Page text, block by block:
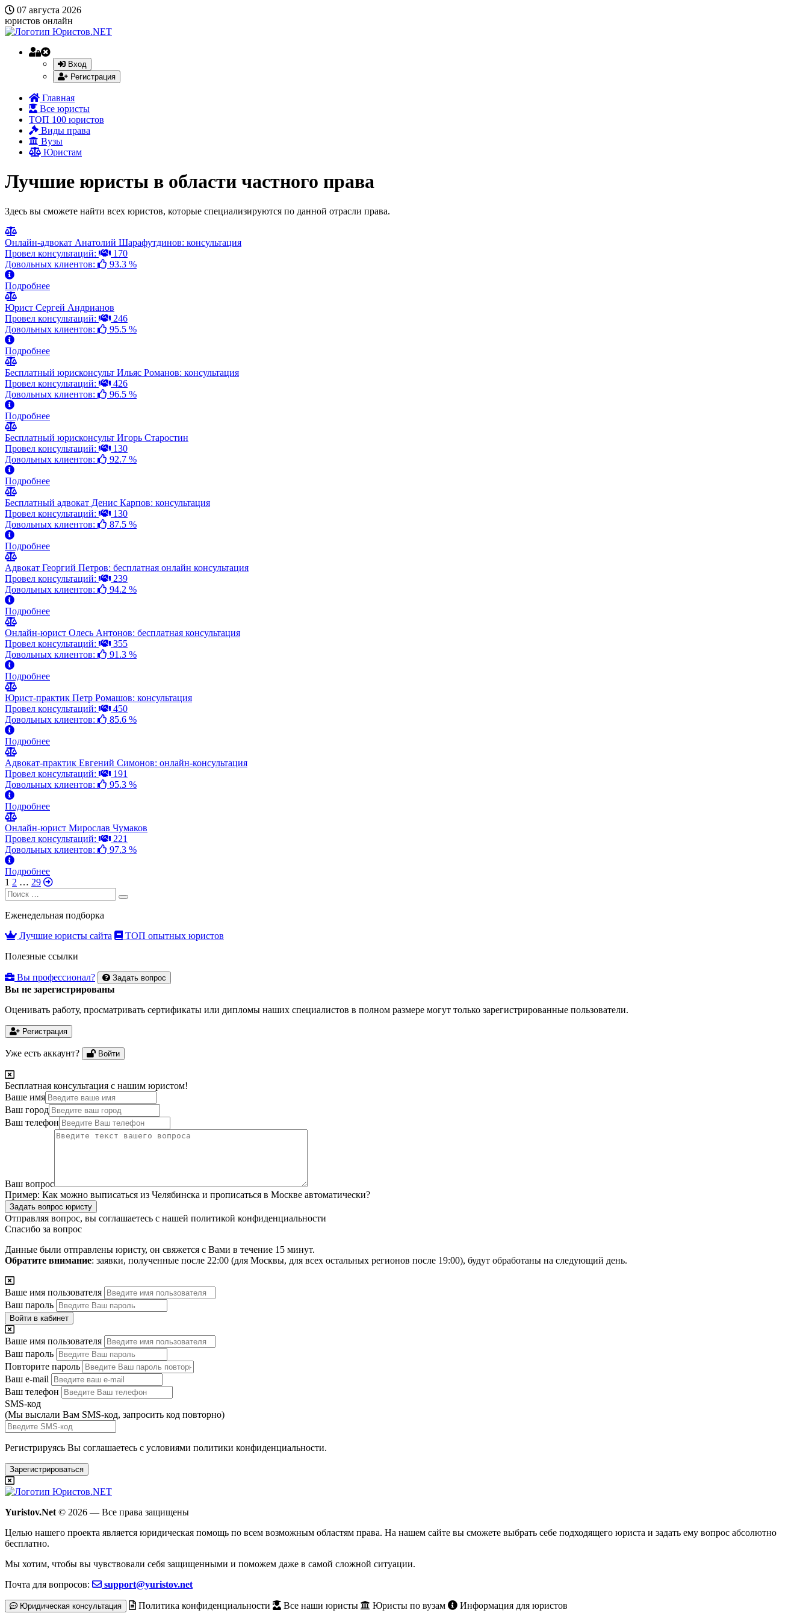
07 августа 2026
юристов онлайн
Вход
Регистрация
Главная
Все юристы
ТОП 100 юристов
Виды права
Вузы
Юристам
Лучшие юристы в области частного права
Здесь вы сможете найти всех юристов, которые специализируются по данной отрасли права.
Онлайн-адвокат Анатолий Шарафутдинов: консультация
Провел консультаций:
170
Довольных клиентов:
93.3 %
Подробнее
Юрист Сергей Андрианов
Провел консультаций:
246
Довольных клиентов:
95.5 %
Подробнее
Бесплатный юрисконсульт Ильяс Романов: консультация
Провел консультаций:
426
Довольных клиентов:
96.5 %
Подробнее
Бесплатный юрисконсульт Игорь Старостин
Провел консультаций:
130
Довольных клиентов:
92.7 %
Подробнее
Бесплатный адвокат Денис Карпов: консультация
Провел консультаций:
130
Довольных клиентов:
87.5 %
Подробнее
Адвокат Георгий Петров: бесплатная онлайн консультация
Провел консультаций:
239
Довольных клиентов:
94.2 %
Подробнее
Онлайн-юрист Олесь Антонов: бесплатная консультация
Провел консультаций:
355
Довольных клиентов:
91.3 %
Подробнее
Юрист-практик Петр Ромашов: консультация
Провел консультаций:
450
Довольных клиентов:
85.6 %
Подробнее
Адвокат-практик Евгений Симонов: онлайн-консультация
Провел консультаций:
191
Довольных клиентов:
95.3 %
Подробнее
Онлайн-юрист Мирослав Чумаков
Провел консультаций:
221
Довольных клиентов:
97.3 %
Подробнее
1 2 … 29
Search
for:
Search
Еженедельная подборка
Лучшие юристы сайта
ТОП опытных юристов
Полезные ссылки
Вы профессионал? Задать вопрос
Вы не зарегистрированы
Оценивать работу, просматривать сертификаты или дипломы наших специалистов в полном размере могут только зарегистрированные пользователи.
Регистрация
Уже есть аккаунт? Войти
Бесплатная консультация с нашим юристом!
Ваше имя
Ваш город
Ваш телефон
Ваш вопрос
Пример: Как можно выписаться из Челябинска и прописаться в Москве автоматически?
Задать вопрос юристу
Отправляя вопрос, вы соглашаетесь с нашей политикой конфиденциальности
Спасибо за вопрос
Данные были отправлены юристу, он свяжется с Вами в течение 15 минут.
Обратите внимание: заявки, полученные после 22:00 (для Москвы, для всех остальных регионов после 19:00), будут обработаны на следующий день.
Ваше имя пользователя
Ваш пароль
Войти в кабинет
Ваше имя пользователя
Ваш пароль
Повторите пароль
Ваш e-mail
Ваш телефон
SMS-код
(Мы выслали Вам SMS-код, запросить код повторно)
Регистрируясь Вы соглашаетесь с условиями политики конфиденциальности.
Зарегистрироваться
Yuristov.Net © 2026 — Все права защищены
Целью нашего проекта является юридическая помощь по всем возможным областям права. На нашем сайте вы сможете выбрать себе подходящего юриста и задать ему вопрос абсолютно
бесплатно.
Мы хотим, чтобы вы чувствовали себя защищенными и поможем даже в самой сложной ситуации.
Почта для вопросов:
support@yuristov.net
Юридическая консультация Политика конфиденциальности Все наши юристы Юристы по вузам Информация для юристов